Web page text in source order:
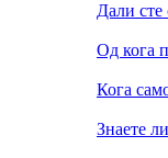
Дали
Од кога
Кога
Знаете